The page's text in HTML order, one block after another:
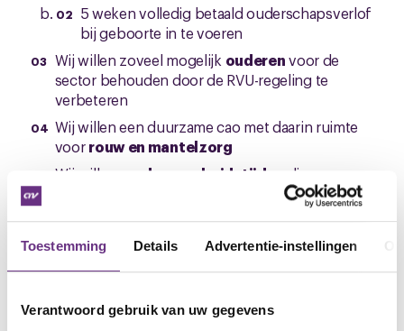
Toestemming Details Advertentie-instellingen
Verantwoord gebruik van uw gegevens
5 weken volledig betaald ouderschapsverlof
bij geboorte in te voeren
Wij willen zoveel mogelijk ouderenvoor de
sector behouden door de RVU-regeling te
verbeteren
Wij willen een duurzame cao met daarin ruimte
voorrouw en mantelzorg
Wij willen
moderne arbeidstijden
die passen
Wat is de volgende stap?
De huidige cao loopt af op 31 januari 2026. De eerste
november. We verwachten dat het daarna nog wel